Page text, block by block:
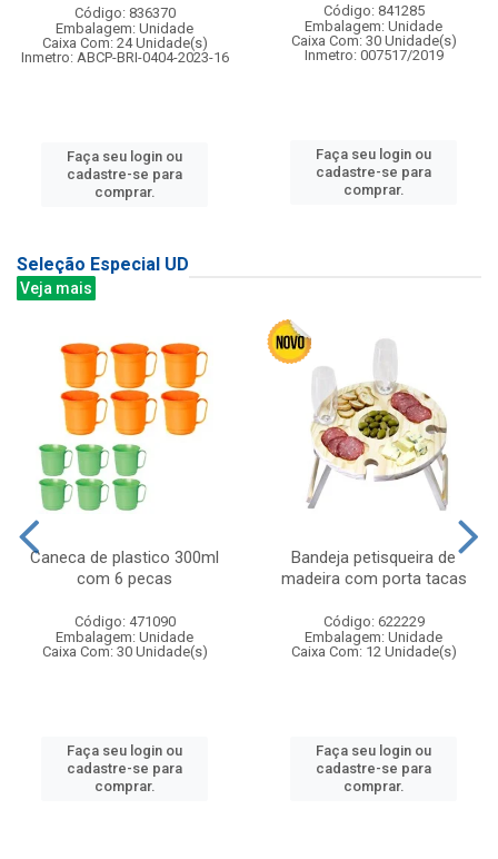
Código: 836370
Embalagem: Unidade
Caixa Com: 24 Unidade(s)
Inmetro: ABCP-BRI-0404-2023-16
Faça seu login ou
cadastre-se para
comprar.
Código: 841285
Embalagem: Unidade
Caixa Com: 30 Unidade(s)
Inmetro: 007517/2019
Faça seu login ou
cadastre-se para
comprar.
Seleção Especial UD
Veja mais
Caneca de plastico 300ml
com 6 pecas
Código: 471090
Embalagem: Unidade
Caixa Com: 30 Unidade(s)
Faça seu login ou
cadastre-se para
comprar.
Bandeja petisqueira de
madeira com porta tacas
Código: 622229
Embalagem: Unidade
Caixa Com: 12 Unidade(s)
Faça seu login ou
cadastre-se para
comprar.